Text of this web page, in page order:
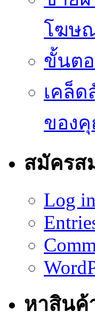
โฆษ
ขั้นต
เคล็
ของ
สมัครส
Log in
หาสินค้